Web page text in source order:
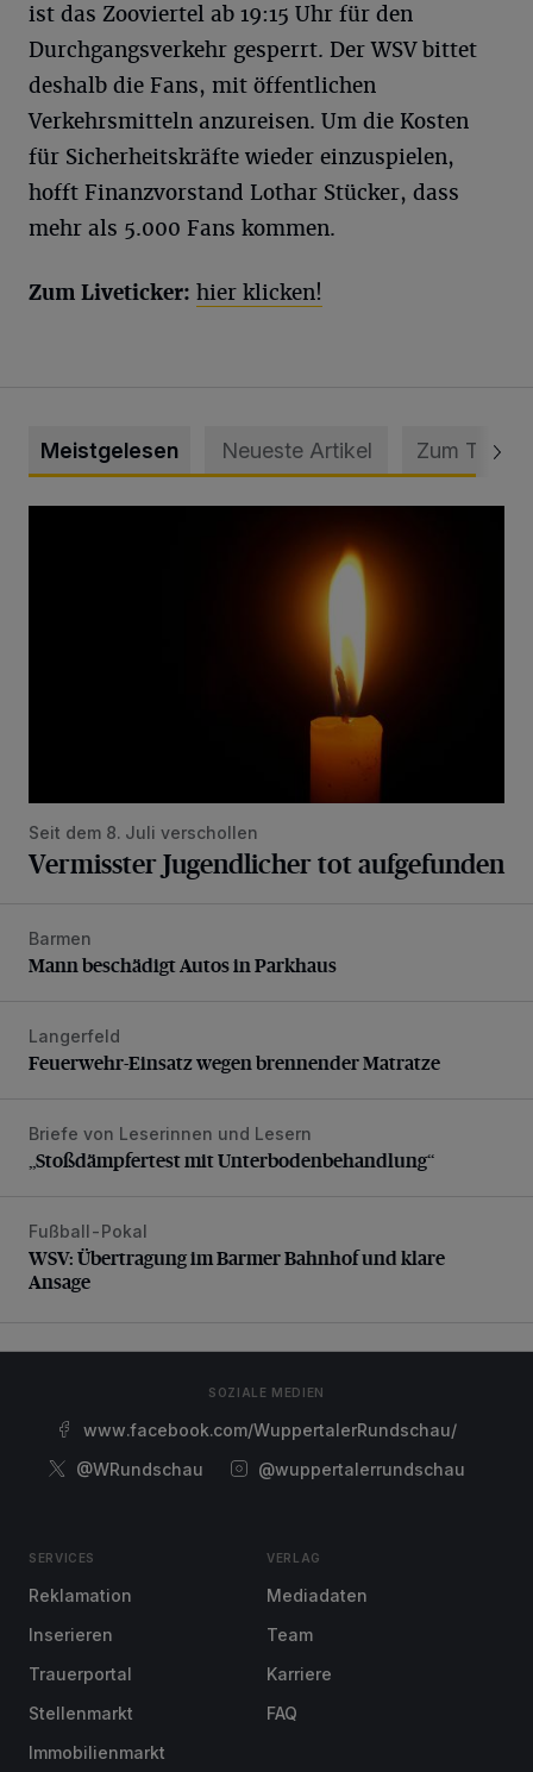
ist das Zooviertel ab 19:15 Uhr für den
Durchgangsverkehr gesperrt. Der WSV bittet
deshalb die Fans, mit öffentlichen
Verkehrsmitteln anzureisen. Um die Kosten
für Sicherheitskräfte wieder einzuspielen,
hofft Finanzvorstand Lothar Stücker, dass
mehr als 5.000 Fans kommen.
Zum Liveticker: hier klicken!
Meistgelesen Neueste Artikel Zum Thema
Seit dem 8. Juli verschollen
Vermisster Jugendlicher tot aufgefunden
Mann beschädigt Autos in Parkhaus
Barmen
Mann beschädigt Autos in Parkhaus
Feuerwehr-Einsatz wegen brennender Matratze
Langerfeld
Feuerwehr-Einsatz wegen brennender Matratze
„Stoßdämpfertest mit Unterbodenbehandlung“
Briefe von Leserinnen und Lesern
„Stoßdämpfertest mit Unterbodenbehandlung“
WSV: Übertragung im Barmer Bahnhof und klare Ansage
Fußball-Pokal
WSV: Übertragung im Barmer Bahnhof und klare
Ansage
SOZIALE MEDIEN
www.facebook.com/WuppertalerRundschau/
@WRundschau
@wuppertalerrundschau
SERVICES
Reklamation
Inserieren
Trauerportal
Stellenmarkt
Immobilienmarkt
VERLAG
Mediadaten
Team
Karriere
FAQ